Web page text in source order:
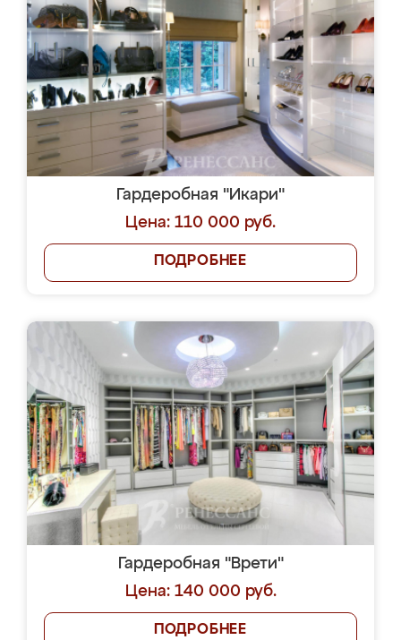
Гардеробная "Икари"
Цена: 110 000 руб.
ПОДРОБНЕЕ
Гардеробная "Врети"
Цена: 140 000 руб.
ПОДРОБНЕЕ